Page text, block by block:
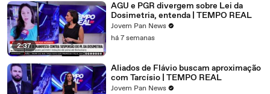
2:37
AGU e PGR divergem sobre Lei da
Dosimetria, entenda | TEMPO REAL
Jovem Pan News
há 7 semanas
Aliados de Flávio buscam aproximação
com Tarcísio | TEMPO REAL
Jovem Pan News